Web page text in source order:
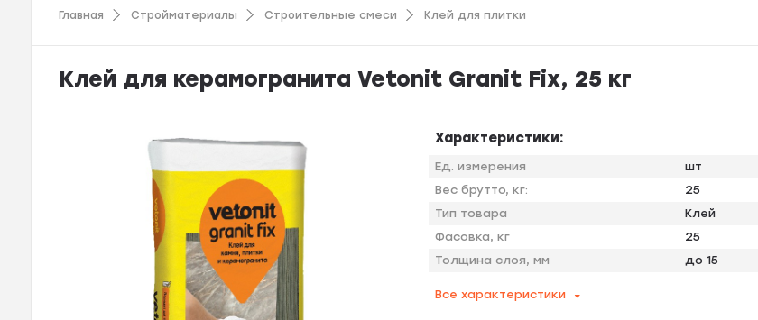
Главная Стройматериалы Строительные смеси Клей для плитки
Клей для керамогранита Vetonit Granit Fix, 25 кг
Характеристики:
Ед. измерения
шт
Вес брутто, кг:
25
Тип товара
Клей
Фасовка, кг
25
Толщина слоя, мм
до 15
Все характеристики